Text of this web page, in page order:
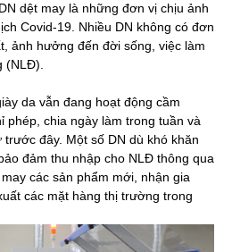
dệt may là những đơn vị chịu ảnh
Covid-19. Nhiều DN không có đơn
ảnh hưởng đến đời sống, việc làm
(NLĐ).
da vẫn đang hoạt động cầm
phép, chia ngày làm trong tuần và
đây. Một số DN dù khó khăn
đảm thu nhập cho NLĐ thông qua
các sản phẩm mới, nhận gia
các mặt hàng thị trường trong